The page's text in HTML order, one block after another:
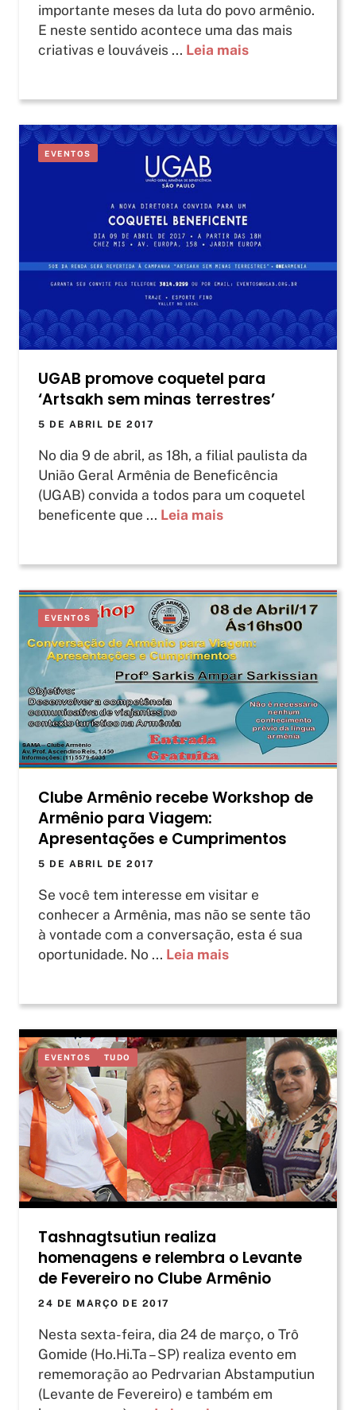
importante meses da luta do povo armênio.
E neste sentido acontece uma das mais
criativas e louváveis ... Leia mais
EVENTOS
UGAB promove coquetel para
‘Artsakh sem minas terrestres’
5 DE ABRIL DE 2017
No dia 9 de abril, as 18h, a filial paulista da
União Geral Armênia de Beneficência
(UGAB) convida a todos para um coquetel
beneficente que ... Leia mais
EVENTOS
Clube Armênio recebe Workshop de
Armênio para Viagem:
Apresentações e Cumprimentos
5 DE ABRIL DE 2017
Se você tem interesse em visitar e
conhecer a Armênia, mas não se sente tão
à vontade com a conversação, esta é sua
oportunidade. No ... Leia mais
EVENTOS TUDO
Tashnagtsutiun realiza
homenagens e relembra o Levante
de Fevereiro no Clube Armênio
24 DE MARÇO DE 2017
Nesta sexta-feira, dia 24 de março, o Trô
Gomide (Ho.Hi.Ta – SP) realiza evento em
rememoração ao Pedrvarian Abstamputiun
(Levante de Fevereiro) e também em